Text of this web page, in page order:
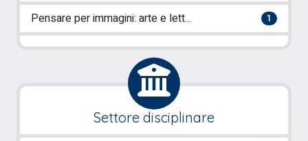
Pensare per immagini: arte e lett... 1
Settore disciplinare